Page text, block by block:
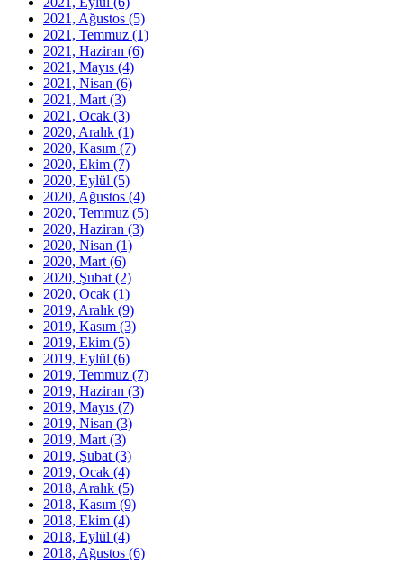
2021, Ağustos (5)
2021, Temmuz (1)
2021, Haziran (6)
2021, Mayıs (4)
2021, Nisan (6)
2021, Mart (3)
2021, Ocak (3)
2020, Aralık (1)
2020, Kasım (7)
2020, Ekim (7)
2020, Eylül (5)
2020, Ağustos (4)
2020, Temmuz (5)
2020, Haziran (3)
2020, Nisan (1)
2020, Mart (6)
2020, Şubat (2)
2020, Ocak (1)
2019, Aralık (9)
2019, Kasım (3)
2019, Ekim (5)
2019, Eylül (6)
2019, Temmuz (7)
2019, Haziran (3)
2019, Mayıs (7)
2019, Nisan (3)
2019, Mart (3)
2019, Şubat (3)
2019, Ocak (4)
2018, Aralık (5)
2018, Kasım (9)
2018, Ekim (4)
2018, Eylül (4)
2018, Ağustos (6)